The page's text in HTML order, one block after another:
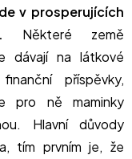
v prosperujících
Některé země
dávají na látkové
příspěvky,
pro ně maminky
Hlavní důvody
tím prvním je, že